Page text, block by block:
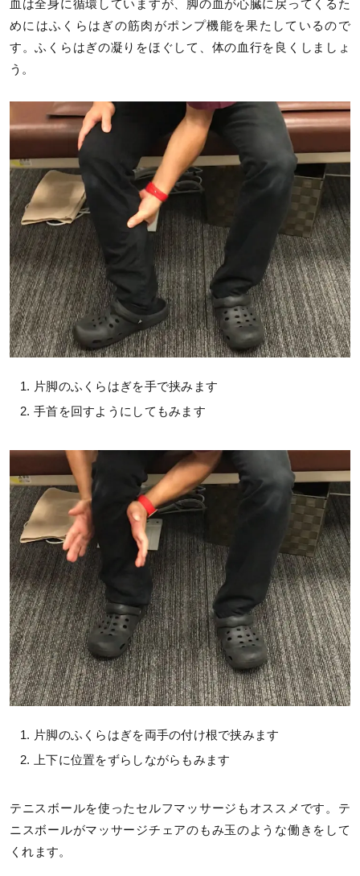
血は全身に循環していますが、脚の血が心臓に戻ってくるた
めにはふくらはぎの筋肉がポンプ機能を果たしているので
す。ふくらはぎの凝りをほぐして、体の血行を良くしましょ
う。
片脚のふくらはぎを手で挟みます
手首を回すようにしてもみます
片脚のふくらはぎを両手の付け根で挟みます
上下に位置をずらしながらもみます
テニスボールを使ったセルフマッサージもオススメです。テ
ニスボールがマッサージチェアのもみ玉のような働きをして
くれます。